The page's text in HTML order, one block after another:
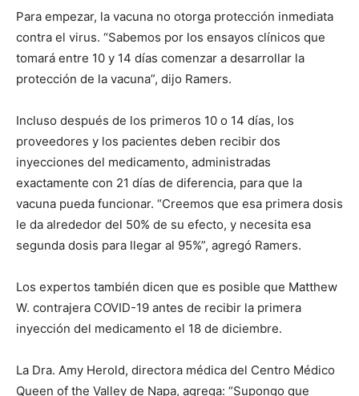
Para empezar, la vacuna no otorga protección inmediata
contra el virus. “Sabemos por los ensayos clínicos que
tomará entre 10 y 14 días comenzar a desarrollar la
protección de la vacuna”, dijo Ramers.
Incluso después de los primeros 10 o 14 días, los
proveedores y los pacientes deben recibir dos
inyecciones del medicamento, administradas
exactamente con 21 días de diferencia, para que la
vacuna pueda funcionar. “Creemos que esa primera dosis
le da alrededor del 50% de su efecto, y necesita esa
segunda dosis para llegar al 95%”, agregó Ramers.
Los expertos también dicen que es posible que Matthew
W. contrajera COVID-19 antes de recibir la primera
inyección del medicamento el 18 de diciembre.
La Dra. Amy Herold, directora médica del Centro Médico
Queen of the Valley de Napa, agrega: “Supongo que